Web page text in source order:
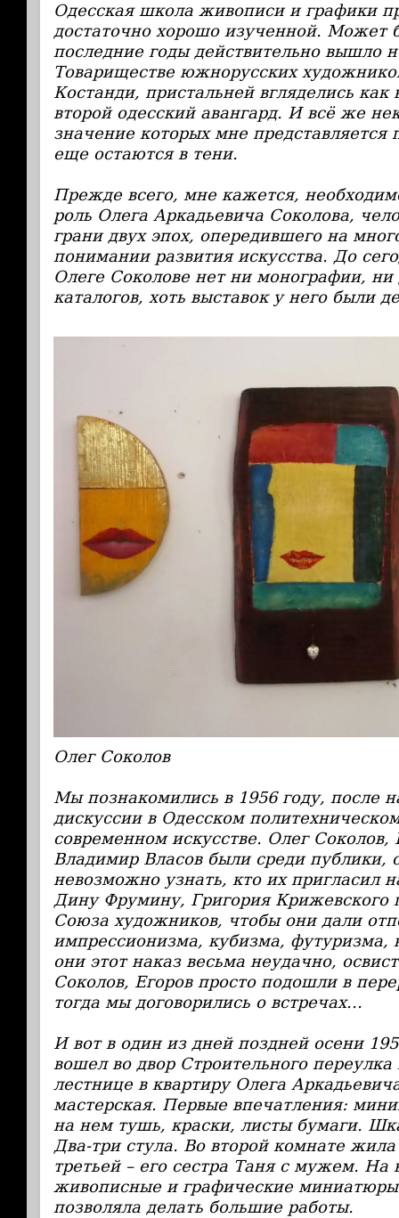
Одесская школа живописи и графики
достаточно хорошо изученной. Может
последние годы действительно вышло
Товариществе южнорусских
Костанди, пристальней вгляделись как
второй одесский авангард. И всё же
значение которых мне представляется
еще остаются в тени.
Прежде всего, мне кажется,
роль Олега Аркадьевича Соколова,
грани двух эпох, опередившего на
понимании развития искусства. До
Олеге Соколове нет ни монографии,
каталогов, хоть выставок у него были
Олег Соколов
Мы познакомились в 1956 году, после
дискуссии в Одесском
современном искусстве. Олег
Владимир Власов были среди публики,
невозможно узнать, кто их пригласил
Дину Фрумину, Григория Крижевского
Союза художников, чтобы они дали
импрессионизма, кубизма, футуризма,
они этот наказ весьма неудачно,
Соколов, Егоров просто подошли в
тогда мы договорились о встречах...
И вот в один из дней поздней осени
вошел во двор Строительного
лестнице в квартиру Олега
мастерская. Первые впечатления:
на нем тушь, краски, листы бумаги.
Два-три стула. Во второй комнате
третьей – его сестра Таня с мужем. На
живописные и графические
позволяла делать большие работы.